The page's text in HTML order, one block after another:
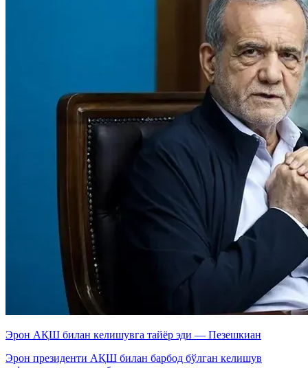
Эрон АҚШ билан келишувга тайёр эди — Пезешкиан
Эрон президенти АҚШ билан барбод бўлган келишув